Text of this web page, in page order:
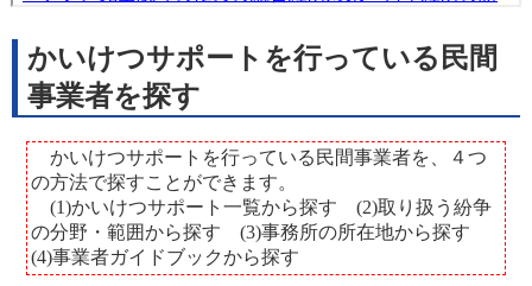
かいけつサポートを行っている民間
事業者を探す
かいけつサポートを行っている民間事業者を、４つ
の方法で探すことができます。
(1)かいけつサポート一覧から探す (2)取り扱う紛争
の分野・範囲から探す (3)事務所の所在地から探す
(4)事業者ガイドブックから探す